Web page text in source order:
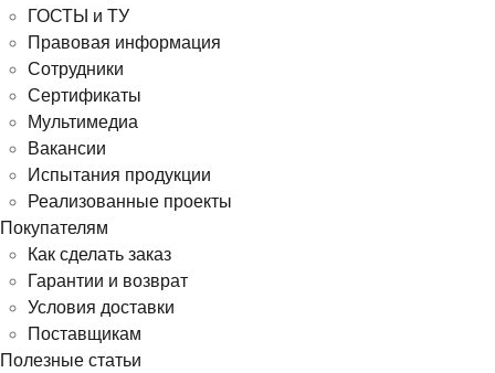
ГОСТЫ и ТУ
Правовая информация
Сотрудники
Сертификаты
Мультимедиа
Вакансии
Испытания продукции
Реализованные проекты
Покупателям
Как сделать заказ
Гарантии и возврат
Условия доставки
Поставщикам
Полезные статьи